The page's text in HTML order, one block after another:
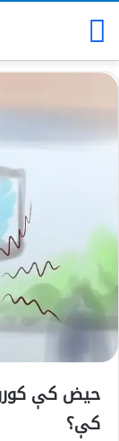
حیض کې
کې؟